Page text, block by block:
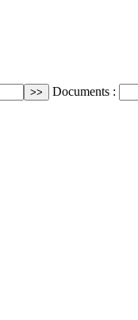
Documents :